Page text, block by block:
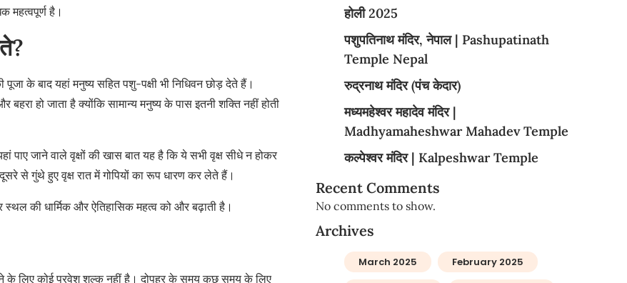
महत्वपूर्ण है।
पूजा के बाद यहां मनुष्य सहित पशु-पक्षी भी निधिवन छोड़ देते हैं।
हो जाता है क्योंकि सामान्य मनुष्य के पास इतनी शक्ति नहीं होती
जाने वाले वृक्षों की खास बात यह है कि ये सभी वृक्ष सीधे न होकर
गुंथे हुए वृक्ष रात में गोपियों का रूप धारण कर लेते हैं।
स्थल की धार्मिक और ऐतिहासिक महत्व को और बढ़ाती है।
के लिए कोई प्रवेश शुल्क नहीं है। दोपहर के समय कुछ समय के लिए
होली 2025
पशुपतिनाथ मंदिर, नेपाल | Pashupatinath
Temple Nepal
रुद्रनाथ मंदिर (पंच केदार)
मध्यमहेश्वर महादेव मंदिर |
Madhyamaheshwar Mahadev Temple
कल्पेश्वर मंदिर | Kalpeshwar Temple
Recent Comments
No comments to show.
Archives
March 2025 February 2025